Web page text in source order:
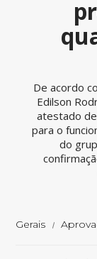
De acordo
Edilson
atestado
para o
do
Gerais